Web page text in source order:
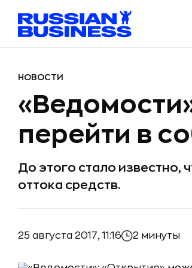
НОВОСТИ
перейти в
До этого стало известно,
оттока средств.
25 августа 2017, 11:16 2 минуты